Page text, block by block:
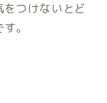
つけないとど
。